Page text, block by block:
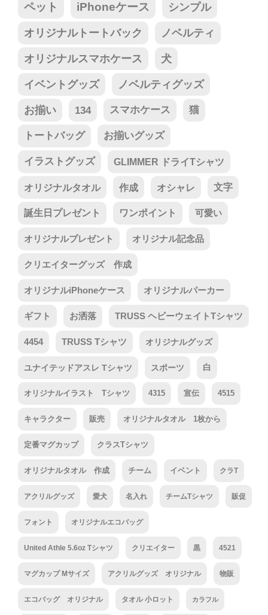
ペット iPhoneケース シンプル
オリジナルトートバック ノベルティ
オリジナルスマホケース 犬
イベントグッズ ノベルティグッズ
お揃い 134 スマホケース 猫
トートバッグ お揃いグッズ
イラストグッズ GLIMMER ドライTシャツ
オリジナルタオル 作成 オシャレ 文字
誕生日プレゼント ワンポイント 可愛い
オリジナルプレゼント オリジナル記念品
クリエイターグッズ 作成
オリジナルiPhoneケース オリジナルパーカー
ギフト お洒落 TRUSS ヘビーウェイトTシャツ
4454 TRUSS Tシャツ オリジナルグッズ
ユナイテッドアスレ Tシャツ スポーツ 白
オリジナルイラスト Tシャツ 4315 宣伝 4515
キャラクター 販売 オリジナルタオル 1枚から
定番マグカップ クラスTシャツ
オリジナルタオル 作成 チーム イベント クラT
アクリルグッズ 愛犬 名入れ チームTシャツ 販促
フォント オリジナルエコバッグ
United Athle 5.6oz Tシャツ クリエイター 黒 4521
マグカップ Mサイズ アクリルグッズ オリジナル 物販
エコバッグ オリジナル タオル 小ロット カラフル